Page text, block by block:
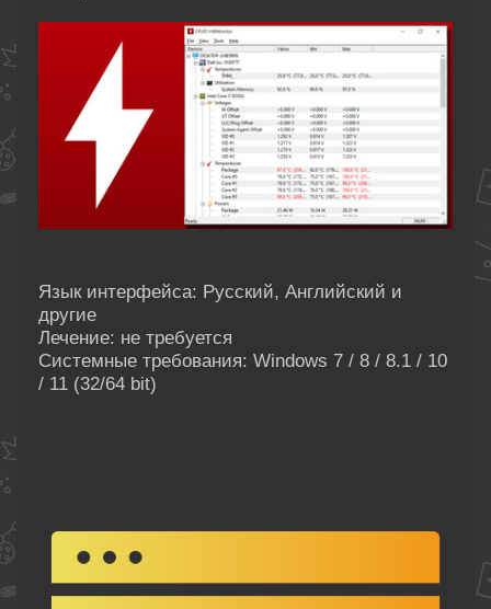
Язык интерфейса: Русский, Английский и
другие
Лечение: не требуется
Системные требования: Windows 7 / 8 / 8.1 / 10
/ 11 (32/64 bit)